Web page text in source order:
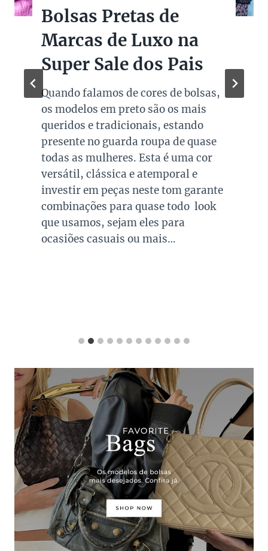
Bolsas Pretas de
Marcas de Luxo na
Super Sale dos Pais
Quando falamos de cores de bolsas,
os modelos em preto são os mais
queridos e tradicionais, estando
presente no guarda roupa de quase
todas as mulheres. Esta é uma cor
versátil, clássica e atemporal e
investir em peças neste tom garante
combinações para quase todo look
que usamos, sejam eles para
ocasiões casuais ou mais…